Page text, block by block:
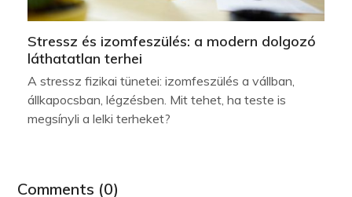
Stressz és izomfeszülés: a modern dolgozó
láthatatlan terhei
A stressz fizikai tünetei: izomfeszülés a vállban,
állkapocsban, légzésben. Mit tehet, ha teste is
megsínyli a lelki terheket?
Comments (0)